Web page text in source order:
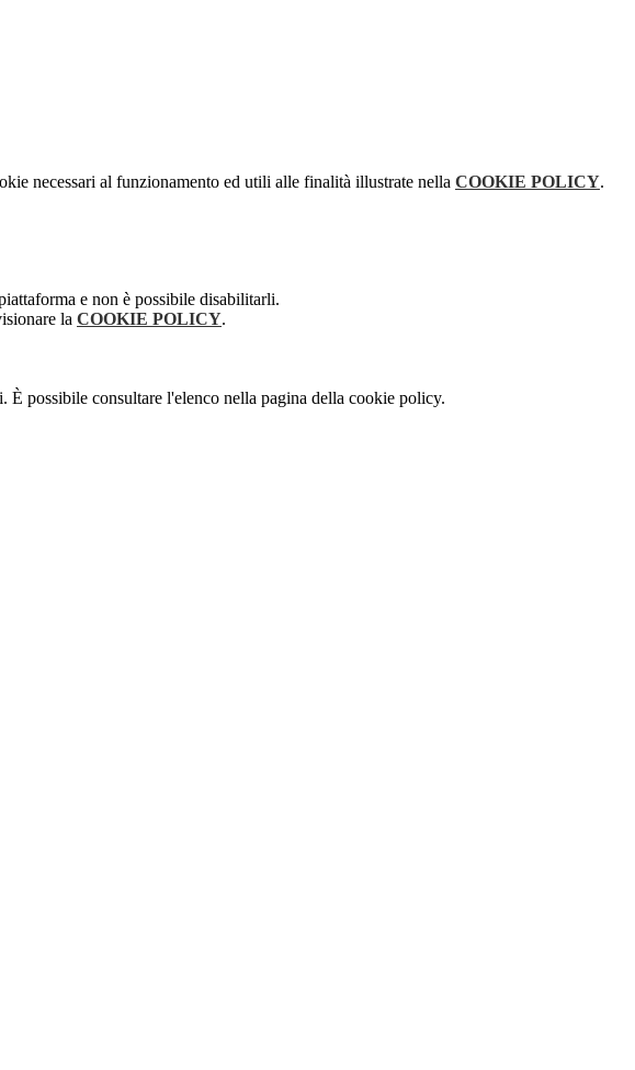
necessari al funzionamento ed utili alle finalità illustrate nella COOKIE POLICY.
e non è possibile disabilitarli.
la COOKIE POLICY.
È possibile consultare l'elenco nella pagina della cookie policy.